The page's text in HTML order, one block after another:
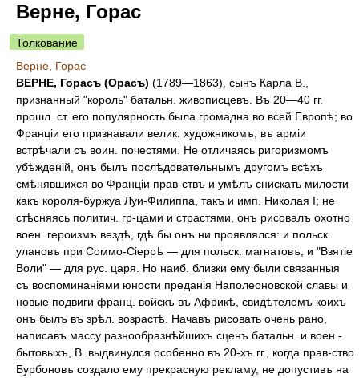
Верне, Горас
Толкование
Верне, Горас
ВЕРНЕ, Горасъ (Орасъ) (1789—1863), сынъ Карла В.,
признанный "король" батальн. живописцевъ. Въ 20—40 гг.
прошл. ст. его популярность была громадна во всей Европѣ; во
Франціи его признавали велик. художникомъ, въ арміи
встрѣчали съ воин. почестями. Не отличаясь ригоризмомъ
убѣжденій, онъ былъ послѣдовательнымъ другомъ всѣхъ
смѣнявшихся во Франціи прав-ствъ и умѣлъ снискать милости
какъ короля-буржуа Луи-Филиппа, такъ и имп. Николая I; не
стѣсняясь политич. гр-цами и страстями, онъ рисовалъ охотно
воен. героизмъ вездѣ, гдѣ бы онъ ни проявлялся: и польск.
улановъ при Соммо-Сіеррѣ — для польск. магнатовъ, и "Взятіе
Воли" — для рус. царя. Но наиб. близки ему были связанныя
съ воспоминаніями юности преданія Наполеоновской славы и
новые подвиги франц. войскъ въ Африкѣ, свидѣтелемъ коихъ
онъ былъ въ зрѣл. возрастѣ. Начавъ рисовать очень рано,
написавъ массу разнообразнѣйшихъ сценъ батальн. и воен.-
бытовыхъ, В. выдвинулся особенно въ 20-хъ гг., когда прав-ство
Бурбоновъ создало ему прекрасную рекламу, не допустивъ на